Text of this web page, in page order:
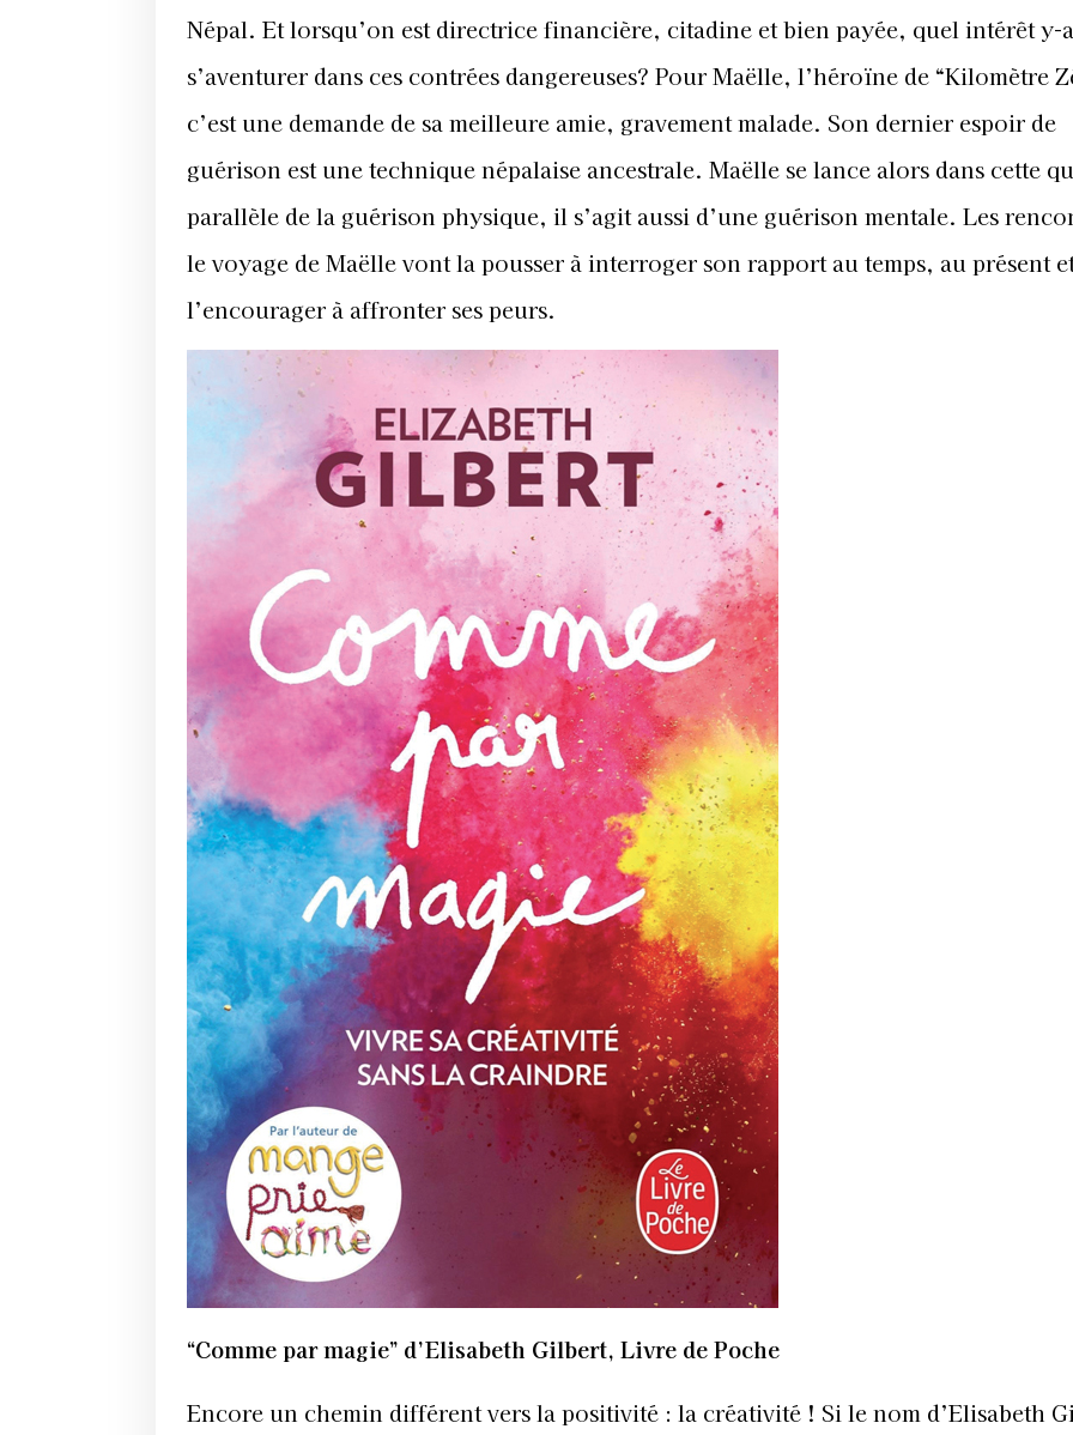
Népal. Et lorsqu’on est directrice financière, citadine et bien payée, quel intérêt y-
s’aventurer dans ces contrées dangereuses? Pour Maëlle, l’héroïne de “Kilomètre
c’est une demande de sa meilleure amie, gravement malade. Son dernier espoir de
guérison est une technique népalaise ancestrale. Maëlle se lance alors dans cette
parallèle de la guérison physique, il s’agit aussi d’une guérison mentale. Les
le voyage de Maëlle vont la pousser à interroger son rapport au temps, au présent
l’encourager à affronter ses peurs.
“Comme par magie” d’Elisabeth Gilbert, Livre de Poche
Encore un chemin différent vers la positivité : la créativité ! Si le nom d’Elisabeth